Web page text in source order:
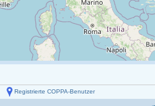
Registrierte COPPA-Benutzer